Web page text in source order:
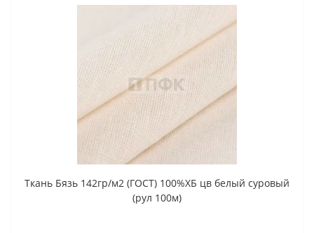
Ткань Бязь 142гр/м2 (ГОСТ) 100%ХБ цв белый суровый
(рул 100м)